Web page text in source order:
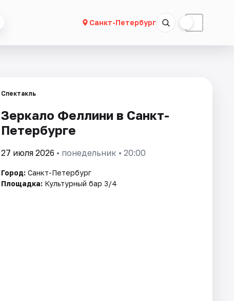
Санкт-Петербург ☾
Спектакль
Зеркало Феллини в Санкт-
Петербурге
27 июля 2026 • понедельник • 20:00
Город: Санкт-Петербург
Площадка: Культурный бар 3/4